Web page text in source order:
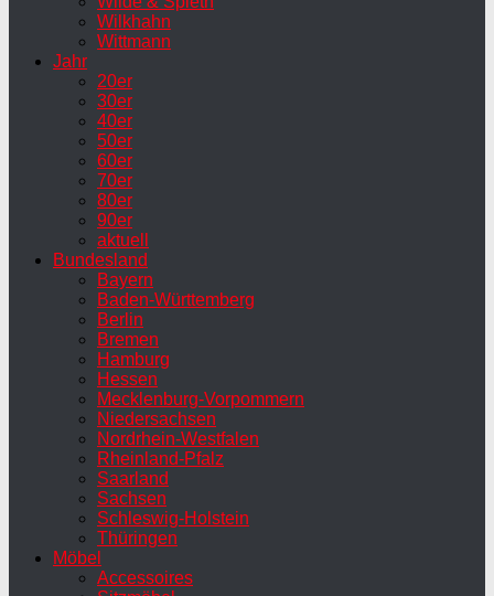
Wilkhahn
Wittmann
Jahr
20er
30er
40er
50er
60er
70er
80er
90er
aktuell
Bundesland
Bayern
Baden-Württemberg
Berlin
Bremen
Hamburg
Hessen
Mecklenburg-Vorpommern
Niedersachsen
Nordrhein-Westfalen
Rheinland-Pfalz
Saarland
Sachsen
Schleswig-Holstein
Thüringen
Möbel
Accessoires